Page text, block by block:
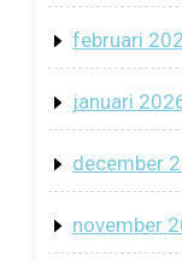
februari
januari
december
november